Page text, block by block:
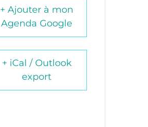
+ Ajouter à mon
Agenda Google
+ iCal / Outlook
export